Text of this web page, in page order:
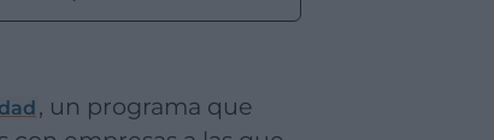
, un programa que